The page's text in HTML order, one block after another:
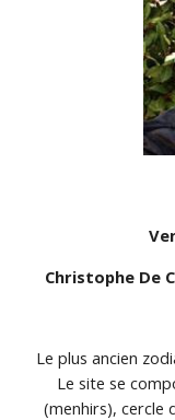
Christophe De
Le plus ancien
Le site se
(menhirs), cercle